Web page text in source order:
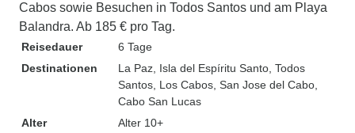
Cabos sowie Besuchen in Todos Santos und am Playa
Balandra. Ab 185 € pro Tag.
Reisedauer
6 Tage
Destinationen
La Paz , Isla del Espíritu Santo , Todos
Santos , Los Cabos , San Jose del Cabo
Cabo San Lucas
Alter
Alter 10+